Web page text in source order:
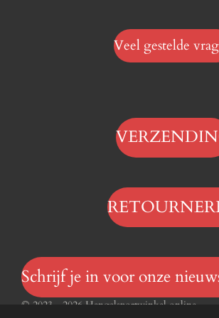
Veel gestelde
Schrijf je in voor onze
© 2023 - 2026 Hengelsportwinkel.online